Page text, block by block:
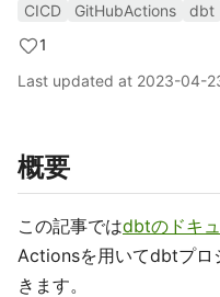
CICD GitHubActions
dbt
1
Last updated at 2023-04-
概要
この記事ではdbtのドキ
Actionsを用いてdbtプロ
きます。